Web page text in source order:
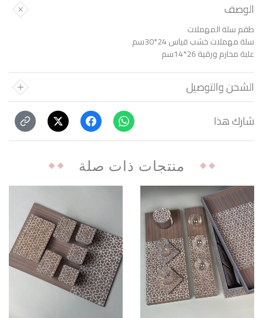
الوصف
طقم سلة المهملات
سلة مهملات خشب قياس 24*30سم
علبة محارم ورقية 26*14سم
الشحن والتوصيل
شارك هذا
منتجات ذات صلة